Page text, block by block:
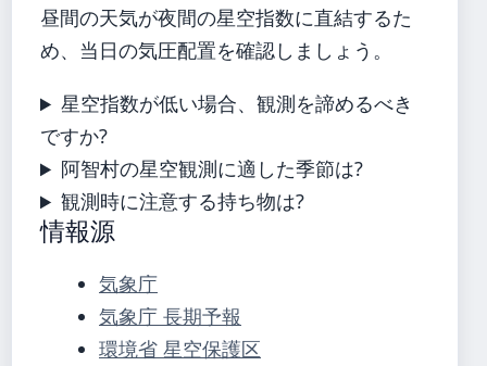
昼間の天気が夜間の星空指数に直結するた
め、当日の気圧配置を確認しましょう。
星空指数が低い場合、観測を諦めるべき
ですか?
阿智村の星空観測に適した季節は?
観測時に注意する持ち物は?
情報源
気象庁
気象庁 長期予報
環境省 星空保護区